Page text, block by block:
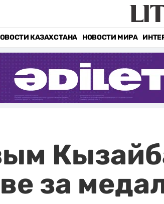
КАЗАХСТАНА НОВОСТИ МИРА
за